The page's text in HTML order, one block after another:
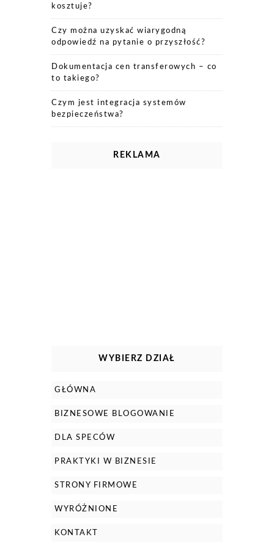
kosztuje?
Czy można uzyskać wiarygodną
odpowiedź na pytanie o przyszłość?
Dokumentacja cen transferowych – co
to takiego?
Czym jest integracja systemów
bezpieczeństwa?
REKLAMA
WYBIERZ DZIAŁ
GŁÓWNA
BIZNESOWE BLOGOWANIE
DLA SPECÓW
PRAKTYKI W BIZNESIE
STRONY FIRMOWE
WYRÓŻNIONE
KONTAKT